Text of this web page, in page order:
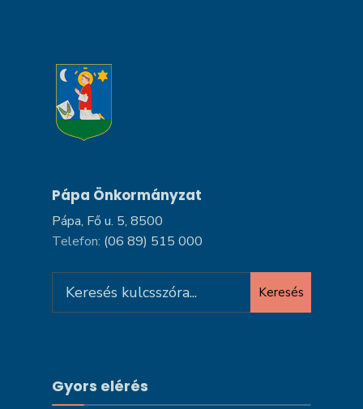
Pápa Önkormányzat
Pápa, Fő u. 5, 8500
Telefon: (06 89) 515 000
for:
Keresés
Gyors elérés